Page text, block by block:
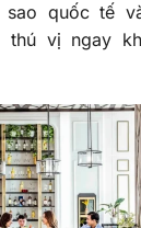
sao quốc tế
thú vị ngay